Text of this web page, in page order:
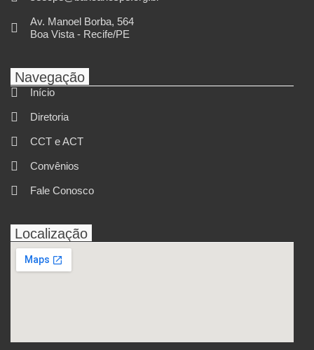
Av. Manoel Borba, 564
Boa Vista - Recife/PE
Navegação
Início
Diretoria
CCT e ACT
Convênios
Fale Conosco
Localização